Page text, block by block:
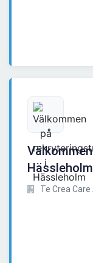
Hässleholm
Te Crea Care